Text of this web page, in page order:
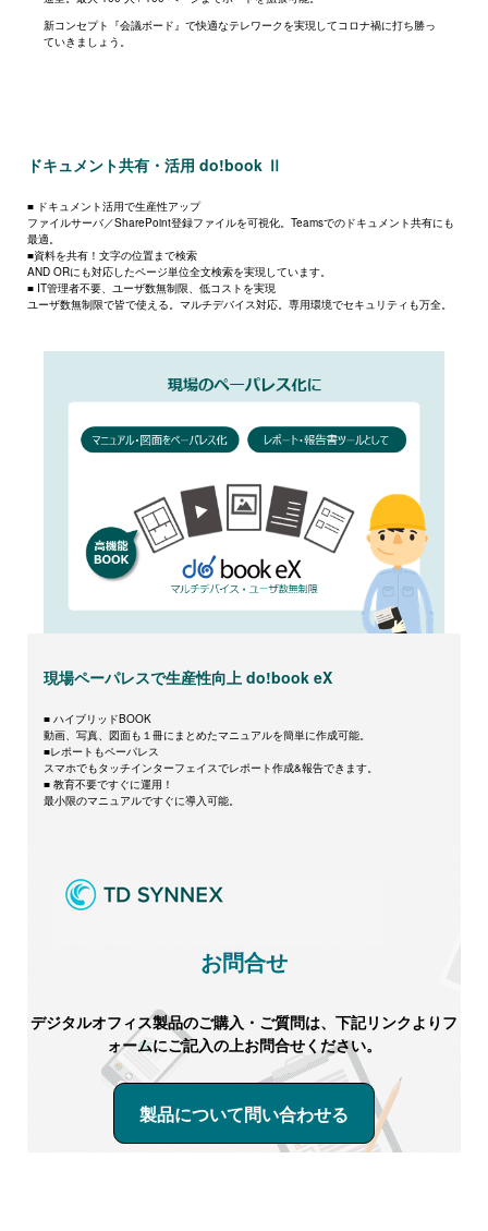
新コンセプト『会議ボード』で快適なテレワークを実現してコロナ禍に打ち勝っ
ていきましょう。
ドキュメント共有・活用 do!book Ⅱ
■ ドキュメント活用で生産性アップ
ファイルサーバ／SharePoint登録ファイルを可視化。Teamsでのドキュメント共有にも
最適。
■資料を共有！文字の位置まで検索
AND ORにも対応したページ単位全文検索を実現しています。
■ IT管理者不要、ユーザ数無制限、低コストを実現
ユーザ数無制限で皆で使える。マルチデバイス対応。専用環境でセキュリティも万全。
現場ペーパレスで生産性向上 do!book eX
■ ハイブリッドBOOK
動画、写真、図面も１冊にまとめたマニュアルを簡単に作成可能。
■レポートもペーパレス
スマホでもタッチインターフェイスでレポート作成&報告できます。
■ 教育不要ですぐに運用！
最小限のマニュアルですぐに導入可能。
お問合せ
デジタルオフィス製品のご購入・ご質問は、下記リンクよりフ
ォームにご記入の上お問合せください。
製品について問い合わせる